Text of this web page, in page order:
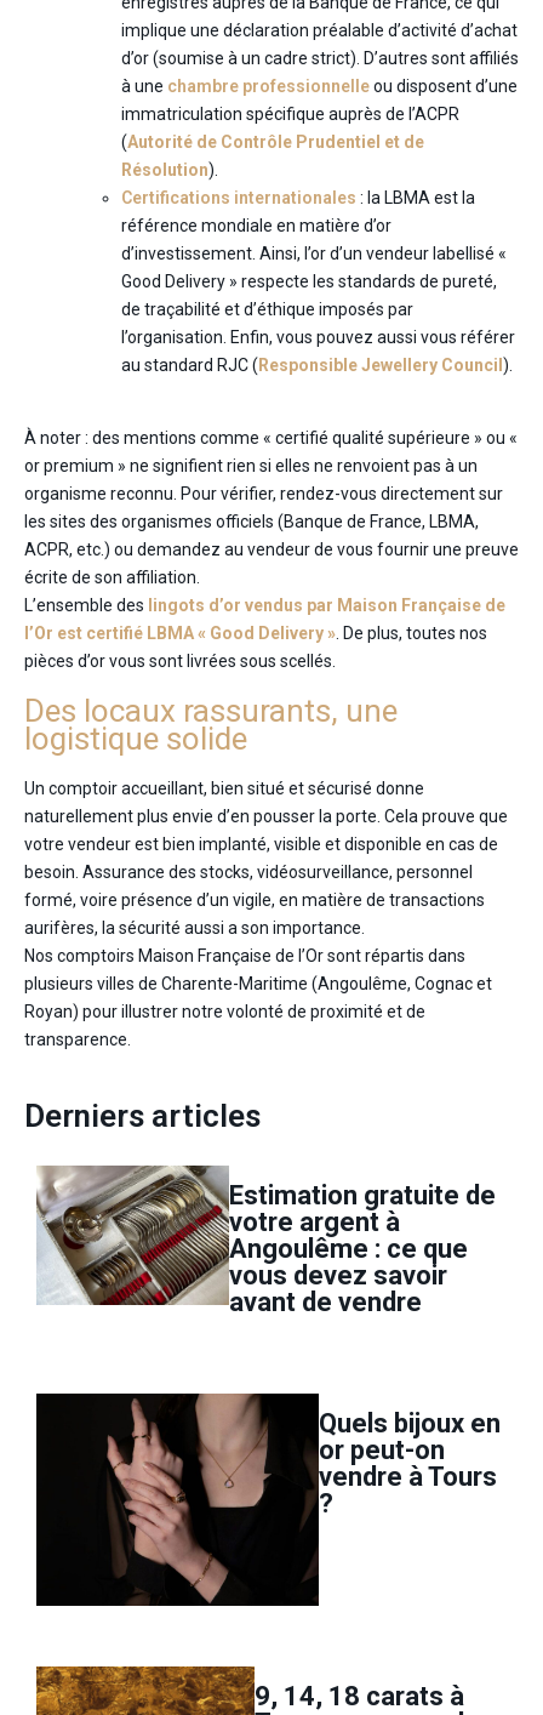
implique une déclaration préalable d’activité d’achat
d’or (soumise à un cadre strict). D’autres sont affiliés
à une chambre professionnelleou disposent d’une
immatriculation spécifique auprès de l’ACPR
(Autorité de Contrôle Prudentiel et de
Résolution).
Certifications internationales : la LBMA est la
référence mondiale en matière d’or
d’investissement. Ainsi, l’or d’un vendeur labellisé «
Good Delivery » respecte les standards de pureté,
de traçabilité et d’éthique imposés par
l’organisation. Enfin, vous pouvez aussi vous référer
au standard RJC ( Responsible Jewellery Council ).
À noter : des mentions comme « certifié qualité supérieure » ou «
or premium » ne signifient rien si elles ne renvoient pas à un
organisme reconnu. Pour vérifier, rendez-vous directement sur
les sites des organismes officiels (Banque de France, LBMA,
ACPR, etc.) ou demandez au vendeur de vous fournir une preuve
écrite de son affiliation.
L’ensemble des lingots d’or vendus par Maison Française de
l’Or est certifié LBMA « Good Delivery ». De plus, toutes nos
pièces d’or vous sont livrées sous scellés.
Des locaux rassurants, une
logistique solide
Un comptoir accueillant, bien situé et sécurisé donne
naturellement plus envie d’en pousser la porte. Cela prouve que
votre vendeur est bien implanté, visible et disponible en cas de
besoin. Assurance des stocks, vidéosurveillance, personnel
formé, voire présence d’un vigile, en matière de transactions
aurifères, la sécurité aussi a son importance.
Nos comptoirs Maison Française de l’Or sont répartis dans
plusieurs villes de Charente-Maritime (Angoulême, Cognac et
Royan) pour illustrer notre volonté de proximité et de
transparence.
Derniers articles
Estimation gratuite de
votre argent à
Angoulême : ce que
vous devez savoir
avant de vendre
Quels bijoux en
or peut-on
vendre à Tours
?
9, 14, 18 carats à